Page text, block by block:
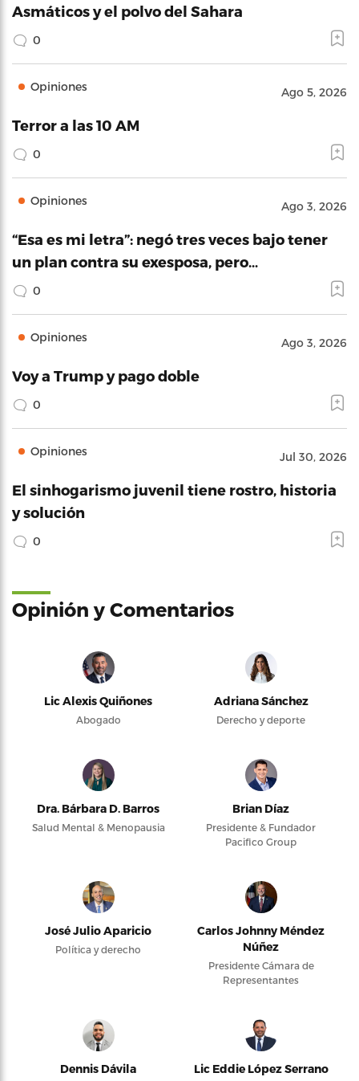
Asmáticos y el polvo del Sahara
0
Opiniones Ago 5, 2026
Terror a las 10 AM
0
Opiniones Ago 3, 2026
“Esa es mi letra”: negó tres veces bajo tener
un plan contra su exesposa, pero…
0
Opiniones Ago 3, 2026
Voy a Trump y pago doble
0
Opiniones Jul 30, 2026
El sinhogarismo juvenil tiene rostro, historia
y solución
0
Opinión y Comentarios
Lic Alexis Quiñones
Abogado
Adriana Sánchez
Derecho y deporte
Dra. Bárbara D. Barros
Salud Mental & Menopausia
Brian Díaz
Presidente & Fundador
Pacifico Group
José Julio Aparicio
Política y derecho
Carlos Johnny Méndez
Núñez
Presidente Cámara de
Representantes
Dennis Dávila Lic Eddie López Serrano